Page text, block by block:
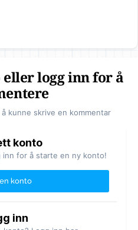
logg inn for å
kunne skrive en kommentar
konto
inn for å starte en ny konto!
konto
inn